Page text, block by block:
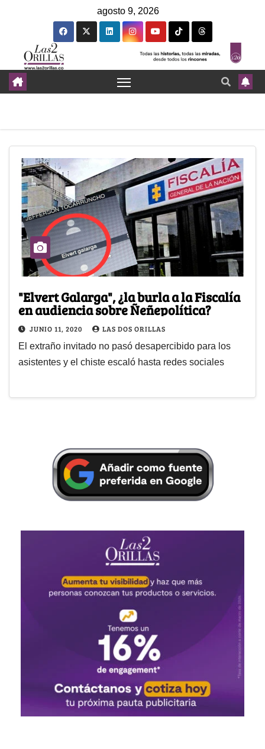
agosto 9, 2026
"Elvert Galarga", ¿la burla a la Fiscalía
en audiencia sobre Ñeñepolítica?
JUNIO 11, 2020 LAS DOS ORILLAS
El extraño invitado no pasó desapercibido para los
asistentes y el chiste escaló hasta redes sociales